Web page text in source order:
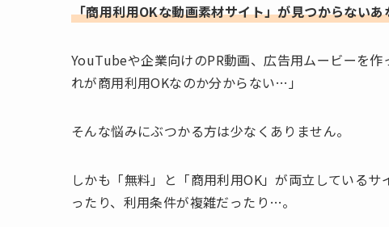
「商用利用OKな動画素材サイト」が見つからないあ
YouTubeや企業向けのPR動画、広告用ムービーを
れが商用利用OKなのか分からない…」
そんな悩みにぶつかる方は少なくありません。
しかも「無料」と「商用利用OK」が両立している
ったり、利用条件が複雑だったり…。